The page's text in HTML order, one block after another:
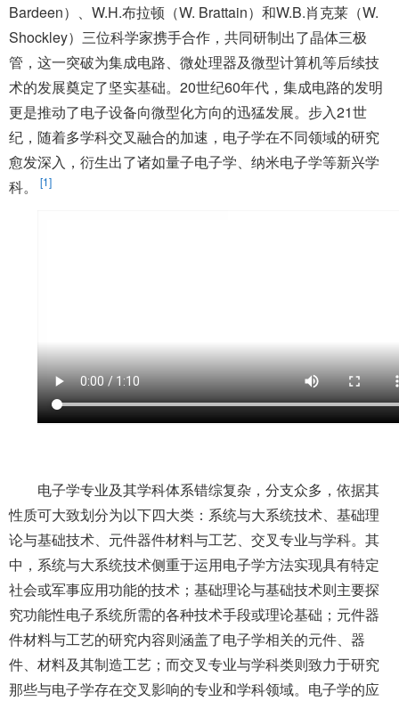
Bardeen）、W.H.布拉顿（W. Brattain）和W.B.肖克莱（W.
Shockley）三位科学家携手合作，共同研制出了晶体三极
管，这一突破为集成电路、微处理器及微型计算机等后续技
术的发展奠定了坚实基础。20世纪60年代，集成电路的发明
更是推动了电子设备向微型化方向的迅猛发展。步入21世
纪，随着多学科交叉融合的加速，电子学在不同领域的研究
愈发深入，衍生出了诸如量子电子学、纳米电子学等新兴学
科。
[1]
电子学专业及其学科体系错综复杂，分支众多，依据其
性质可大致划分为以下四大类：系统与大系统技术、基础理
论与基础技术、元件器件材料与工艺、交叉专业与学科。其
中，系统与大系统技术侧重于运用电子学方法实现具有特定
社会或军事应用功能的技术；基础理论与基础技术则主要探
究功能性电子系统所需的各种技术手段或理论基础；元件器
件材料与工艺的研究内容则涵盖了电子学相关的元件、器
件、材料及其制造工艺；而交叉专业与学科类则致力于研究
那些与电子学存在交叉影响的专业和学科领域。电子学的应